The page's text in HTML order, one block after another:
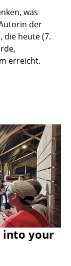
was
der
die heute (7.
erreicht.
into your